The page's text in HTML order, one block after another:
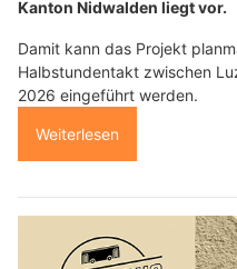
Kanton Nidwalden liegt vor.
Damit kann das Projekt
Halbstundentakt zwischen
2026 eingeführt werden.
Weiterlesen